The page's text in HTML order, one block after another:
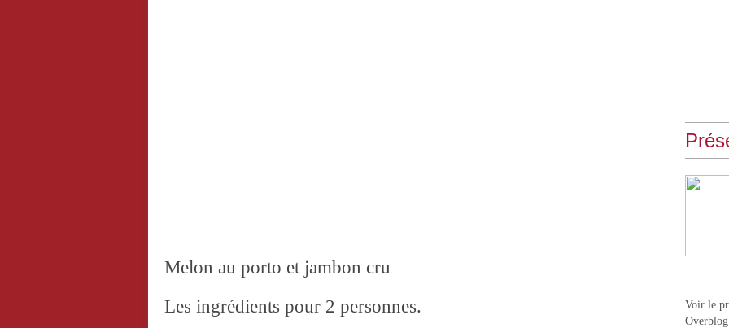
Melon au porto et jambon cru
Les ingrédients pour 2 personnes.
Voir le
Overblog